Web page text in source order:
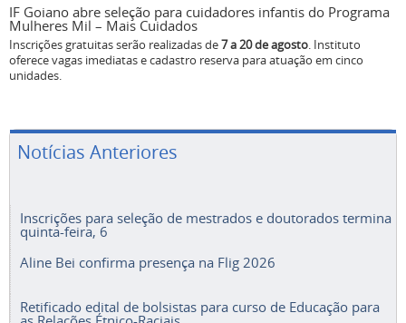
IF Goiano abre seleção para cuidadores infantis do Programa
Mulheres Mil – Mais Cuidados
Inscrições gratuitas serão realizadas de7 a 20 de agosto. Instituto
oferece vagas imediatas e cadastro reserva para atuação em cinco
unidades.
Notícias Anteriores
Inscrições para seleção de mestrados e doutorados termina
quinta-feira, 6
Aline Bei confirma presença na Flig 2026
Retificado edital de bolsistas para curso de Educação para